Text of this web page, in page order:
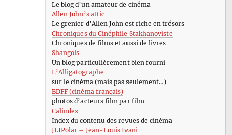
Le blog d’un amateur de cinéma
Allen John’s attic
Le grenier d’Allen John est riche en trésors
Chroniques du Cinéphile Stakhanoviste
Chroniques de films et aussi de livres
Shangols
Un blog particulièrement bien fourni
L’Alligatographe
sur le cinéma (mais pas seulement…)
BDFF (cinéma français)
photos d’acteurs film par film
Calindex
Index du contenu des revues de cinéma
JLIPolar – Jean-Louis Ivani